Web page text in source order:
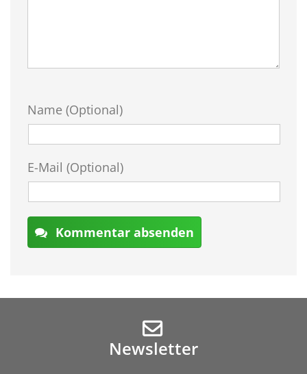
Name (Optional)
E-Mail (Optional)
Kommentar absenden
Newsletter